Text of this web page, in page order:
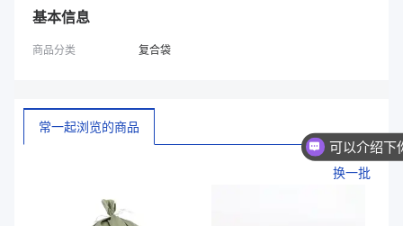
基本信息
商品分类 复合袋
常一起浏览的商品
换一批